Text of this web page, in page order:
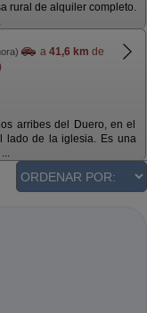
rural de alquiler completo.
a 41,6 km de
arribes del Duero, en el
lado de la iglesia. Es una